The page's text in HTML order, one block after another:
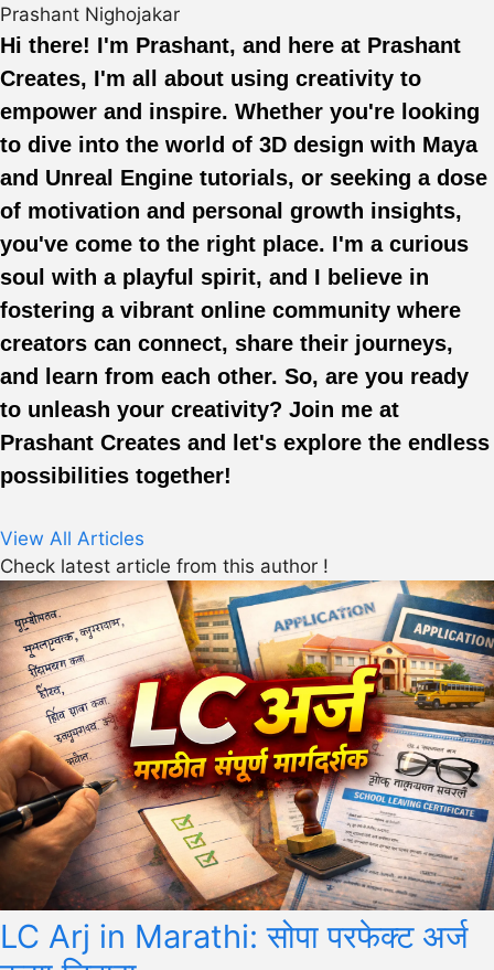
Prashant Nighojakar
Hi there! I'm Prashant, and here at Prashant
Creates, I'm all about using creativity to
empower and inspire. Whether you're looking
to dive into the world of 3D design with Maya
and Unreal Engine tutorials, or seeking a dose
of motivation and personal growth insights,
you've come to the right place. I'm a curious
soul with a playful spirit, and I believe in
fostering a vibrant online community where
creators can connect, share their journeys,
and learn from each other. So, are you ready
to unleash your creativity? Join me at
Prashant Creates and let's explore the endless
possibilities together!
View All Articles
Check latest article from this author !
LC Arj in Marathi: सोपा परफेक्ट अर्ज